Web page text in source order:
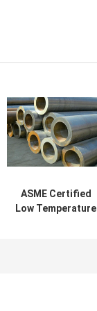
ASME Certified
Low Temperature